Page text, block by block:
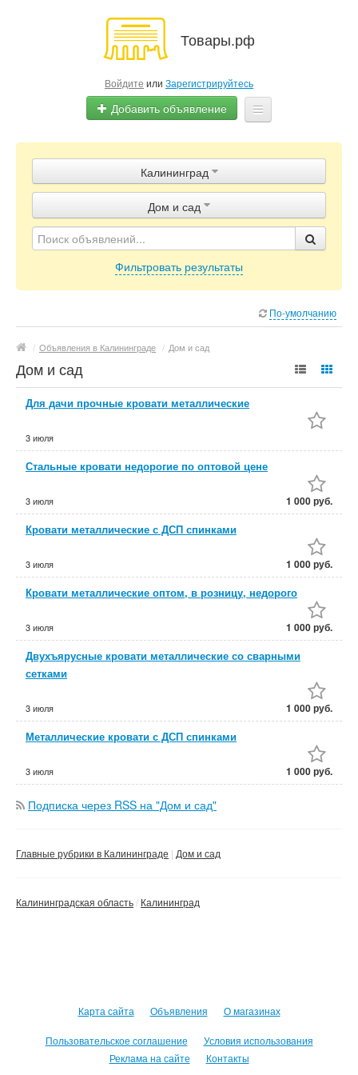
Товары.рф
Войдите или Зарегистрируйтесь
Добавить объявление
Объявления
Магазины
Контакты
Калининград
Дом и сад
Фильтровать результаты
По-умолчанию
/ Объявления в Калининграде / Дом и сад
Дом и сад
Для дачи прочные кровати металлические
3 июля
Стальные кровати недорогие по оптовой цене
3 июля 1 000 руб.
Кровати металлические с ДСП спинками
3 июля 1 000 руб.
Кровати металлические оптом, в розницу, недорого
3 июля 1 000 руб.
Двухъярусные кровати металлические со сварными
сетками
3 июля 1 000 руб.
Металлические кровати с ДСП спинками
3 июля 1 000 руб.
Подписка через RSS на "Дом и сад"
Главные рубрики в Калининграде Дом и сад
Калининградская область Калининград
Карта сайта Объявления О магазинах
Пользовательское соглашение
Условия использования
Реклама на сайте
Контакты